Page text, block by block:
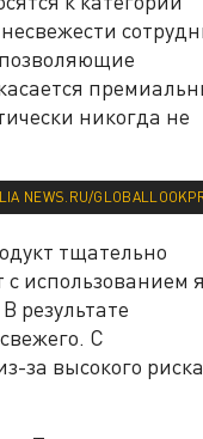
никогда не
NEWS.RU/
тщательно
использованием
результате
С
за высокого риска